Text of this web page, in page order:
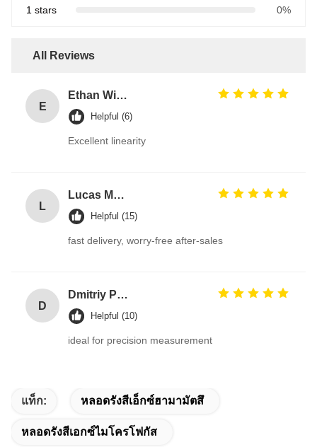
1 stars
0%
All Reviews
E
Ethan Wilson
Helpful (6)
Excellent linearity
L
Lucas Martin
Helpful (15)
fast delivery, worry-free after-sales
D
Dmitriy Petrov
Helpful (10)
ideal for precision measurement
แท็ก: หลอดรังสีเอ็กซ์ฮามามัตสึ
หลอดรังสีเอกซ์ไมโครโฟกัส